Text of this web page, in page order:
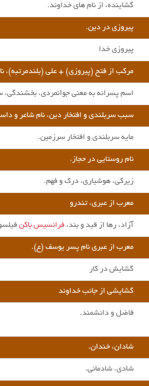
گشاینده، از نام های خداوند.
پیروزی در دین.
پیروزی خدا
مرکب از فتح (پیروزی) + علی (بلندمرتبه)،
اسم پسرانه به معنی جوانمردی، بخشندگی،
سبب سربلندی و افتخار دین، نام شاعر و
مایه سربلندی و افتخار سرزمین.
نام روستایی در حجاز.
زیرکی، هوشیاری، درک و فهم.
معرب از عبری، تندرو
آزاد، رها از قید و بند، فرانسیس باکن
معرب از عبری نام پسر یوسف (ع).
گشایش در کار
گشایشی از جانب خداوند
فاضل و دانشمند.
شادان، خندان.
شادی، شادمانی.